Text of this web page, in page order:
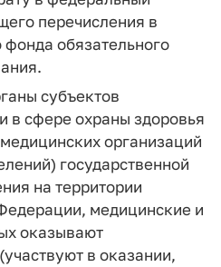
перечисления в
обязательного
субъектов
в сфере охраны здоровья
организаций
государственной
на территории
медицинские и
оказывают
в оказании,